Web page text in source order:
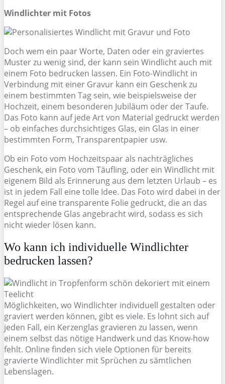
Windlichter mit Fotos
Doch wem ein paar Worte, Daten oder ein graviertes
Muster zu wenig sind, der kann sein Windlicht auch mit
einem Foto bedrucken lassen. Ein Foto-Windlicht in
Verbindung mit einer Gravur kann ein Geschenk zu
einem bestimmten Tag sein, wie beispielsweise der
Hochzeit, einem besonderen Jubiläum oder der Taufe.
Das Foto kann auf jede Art von Material gedruckt werden
– ob einfaches durchsichtiges Glas, ein Glas in einer
bestimmten Form, Transparentpapier usw.
Ob ein Foto vom Hochzeitspaar als nachträgliches
Geschenk, ein Foto vom Täufling, oder ein Windlicht mit
eigenem Bild als Erinnerung aus dem letzten Urlaub – es
ist in jedem Fall eine tolle Idee. Das Foto wird dabei in der
Regel auf eine transparente Folie gedruckt, die an das
entsprechende Glas angebracht wird, sodass es sich
nicht wieder lösen kann.
Wo kann ich individuelle Windlichter
bedrucken lassen?
Möglichkeiten, wo Windlichter individuell gestalten oder
graviert werden können, gibt es viele. Es lohnt sich auf
jeden Fall, ein Kerzenglas gravieren zu lassen, wenn
einem selbst das nötige Handwerk und das Know-how
fehlt. Online finden sich viele Optionen für bereits
gravierte Windlichter mit Sprüchen zu sämtlichen
Lebenslagen.